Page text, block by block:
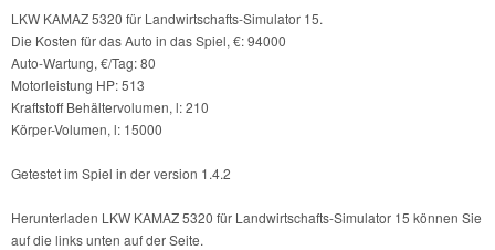
LKW KAMAZ 5320 für Landwirtschafts-Simulator 15.
Die Kosten für das Auto in das Spiel, €: 94000
Auto-Wartung, €/Tag: 80
Motorleistung HP: 513
Kraftstoff Behältervolumen, l: 210
Körper-Volumen, l: 15000
Getestet im Spiel in der version 1.4.2
Herunterladen LKW KAMAZ 5320 für Landwirtschafts-Simulator 15 können Sie
auf die links unten auf der Seite.